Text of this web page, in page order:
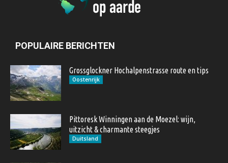
POPULAIRE BERICHTEN
Grossglockner Hochalpenstrasse route en tips
Oostenrijk
Pittoresk Winningen aan de Moezel: wijn,
uitzicht & charmante steegjes
Duitsland